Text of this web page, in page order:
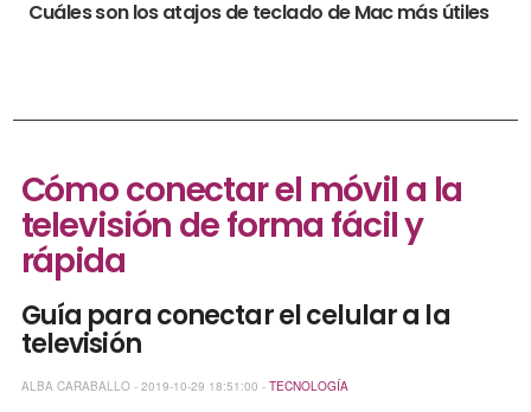
Cuáles son los atajos de teclado de Mac más útiles
Cómo conectar el móvil a la
televisión de forma fácil y
rápida
Guía para conectar el celular a la
televisión
ALBA CARABALLO - 2019-10-29 18:51:00 - TECNOLOGÍA